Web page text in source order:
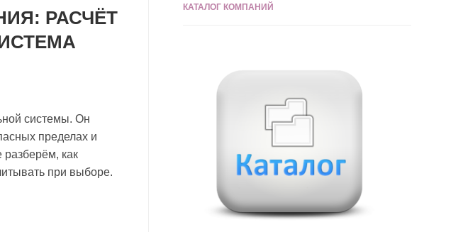
РАСЧЁТ
системы. Он
пределах и
разберём, как
при выборе.
КАТАЛОГ КОМПАНИЙ